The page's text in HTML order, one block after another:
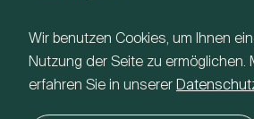
Ursprünge
Afrika
Zentralamerika
Wir benutzen Cookies, um Ihnen
Nutzung der Seite zu ermöglichen.
erfahren Sie in unserer